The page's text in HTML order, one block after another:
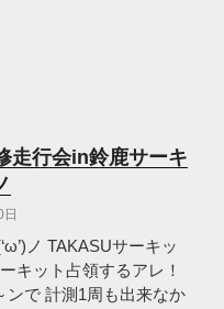
走行会in鈴鹿サーキ
ノ TAKASUサーキッ
キット占領するアレ！
ンで 計測1周も出来なか